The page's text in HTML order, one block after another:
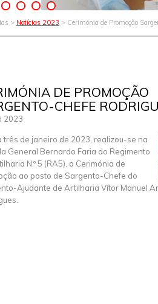
> Notícias 2023 > Cerimónia de Promoção
DE PROMOÇÃO
CHEFE
2023
três de janeiro de 2023, realizou-se na
General Bernardo Faria do Regimento
N.º 5 (RA5), a Cerimónia de
ao posto de Sargento-Chefe do
Ajudante de Artilharia Vítor Manuel